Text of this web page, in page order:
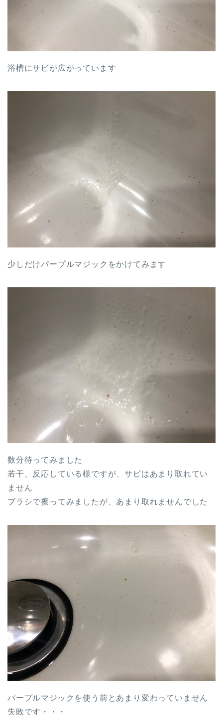
浴槽にサビが広がっています
少しだけパープルマジックをかけてみます
数分待ってみました
若干、反応している様ですが、サビはあまり取れてい
ません
ブラシで擦ってみましたが、あまり取れませんでした
パープルマジックを使う前とあまり変わっていません
失敗です・・・